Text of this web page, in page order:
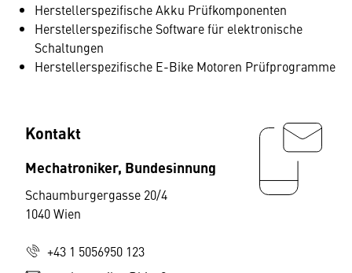
Herstellerspezifische Akku Prüfkomponenten
Herstellerspezifische Software für elektronische
Schaltungen
Herstellerspezifische E-Bike Motoren Prüfprogramme
Kontakt
Mechatroniker, Bundesinnung
Schaumburgergasse 20/4
1040 Wien
+43 1 5056950 123